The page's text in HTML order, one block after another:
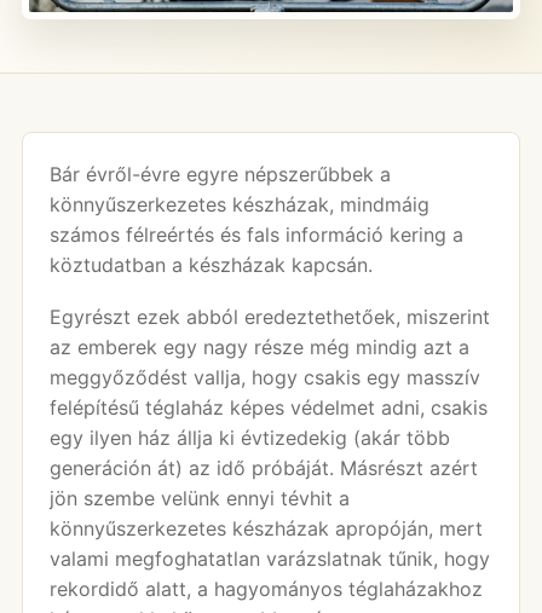
Bár évről-évre egyre népszerűbbek a
könnyűszerkezetes készházak, mindmáig
számos félreértés és fals információ kering a
köztudatban a készházak kapcsán.
Egyrészt ezek abból eredeztethetőek, miszerint
az emberek egy nagy része még mindig azt a
meggyőződést vallja, hogy csakis egy masszív
felépítésű téglaház képes védelmet adni, csakis
egy ilyen ház állja ki évtizedekig (akár több
generáción át) az idő próbáját. Másrészt azért
jön szembe velünk ennyi tévhit a
könnyűszerkezetes készházak apropóján, mert
valami megfoghatatlan varázslatnak tűnik, hogy
rekordidő alatt, a hagyományos téglaházakhoz